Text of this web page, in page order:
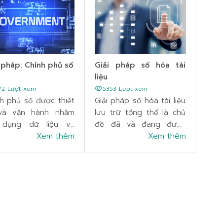
Chính phủ số
Lượt xem
phủ số được thiết
vận hành nhằm
dữ liệu và
nghệ số để tạo ra,
Xem thêm
Giải pháp số hóa tài
liệu
visibility5353 Lượt xem
Giải pháp số hóa tài liệu
lưu trữ tổng thể là chủ
đề đã và đang được
quan tâm trong thời
Xem thêm